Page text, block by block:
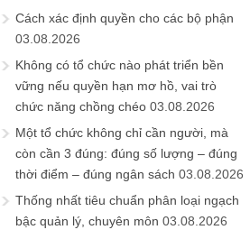
Cách xác định quyền cho các bộ phận
03.08.2026
Không có tổ chức nào phát triển bền
vững nếu quyền hạn mơ hồ, vai trò
chức năng chồng chéo 03.08.2026
Một tổ chức không chỉ cần người, mà
còn cần 3 đúng: đúng số lượng – đúng
thời điểm – đúng ngân sách 03.08.2026
Thống nhất tiêu chuẩn phân loại ngạch
bậc quản lý, chuyên môn 03.08.2026